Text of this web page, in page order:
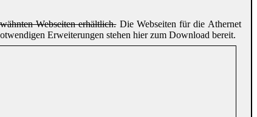
Webseiten erhältlich.Die Webseiten für die Athernet
Erweiterungen stehen hier zum Download bereit.